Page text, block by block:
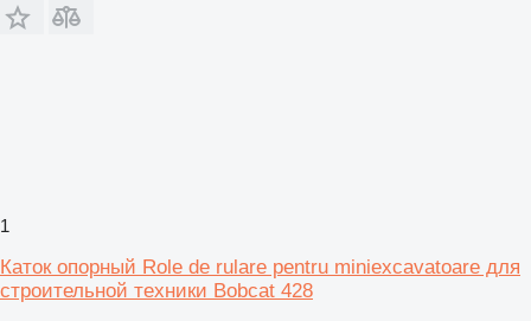
1
Каток опорный Role de rulare pentru miniexcavatoare для
строительной техники Bobcat 428